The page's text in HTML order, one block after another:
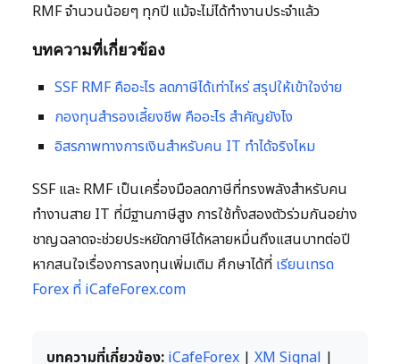
RMF จำนวนน้อยๆ ทุกปี แม้จะไม่ได้ทำงานประจำแล้ว
บทความที่เกี่ยวข้อง
SSF RMF คืออะไร ลดภาษีได้เท่าไหร่ สรุปให้เข้าใจง่าย
กองทุนสำรองเลี้ยงชีพ คืออะไร สำคัญยังไง
อิสรภาพทางการเงินสำหรับคน IT ทำได้จริงไหม
SSF และ RMF เป็นเครื่องมือลดภาษีที่ทรงพลังสำหรับคน
ทำงานสาย IT ที่มีฐานภาษีสูง การใช้ทั้งสองตัวร่วมกันอย่าง
ชาญฉลาดจะช่วยประหยัดภาษีได้หลายหมื่นถึงแสนบาทต่อปี
หากสนใจเรื่องการลงทุนเพิ่มเติม ศึกษาได้ที่ เรียนเทรด
Forex ที่ iCafeForex.com
บทความที่เกี่ยวข้อง: iCafeForex | XM Signal |